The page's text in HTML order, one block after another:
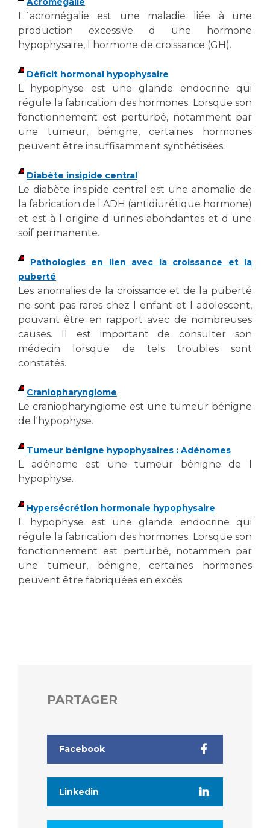
Salon des familles
Transports sanitaires
Vos droits, vos devoirs
Handicap
Handi 13
Pôle Médecine Physique et Réadaptation
Accueil sourds et malentendants
Charte Romain Jacob
Mouvement Parcours Handicap 13
Activité physique
Cancer
Médecine nucléaire
Maladies rares
Maternité Hôpital Nord
Vos représentants
La Commission Des Usagers (CDU)
Les Comités Locaux des Usagers
Le projet des usagers
Qualité
Sécurité
Les recherches en santé à l’AP-HM
Lieu de santé sans tabac
Les structures de recherche
Écoles et Instituts de Formation
Plateforme des internes
Professionnels de santé
Adresser un patient
Réseaux de soins
Adresser un examen au Laboratoire de Biologie
Médicale
Radiologie / Imagerie
Cancérologie
Les pôles d'activité médicale
Anatomie et Cytologie Pathologiques
Adresser un examen au Laboratoire d'Infectiologie
Centres de référence Maladies Rares
Plateforme d'Expertise Maladies Rares
Presse / Multimédia
Communiqués de presse
Médiathèque
Rôles et missions
Liste des marchés conclus
Documents utiles
L´acromégalie est une maladie liée à une
production excessive d une hormone
hypophysaire, l hormone de croissance (GH).
Déficit hormonal hypophysaire
L hypophyse est une glande endocrine qui
régule la fabrication des hormones. Lorsque son
fonctionnement est perturbé, notamment par
une tumeur, bénigne, certaines hormones
peuvent être insuffisamment synthétisées.
Diabète insipide central
Le diabète insipide central est une anomalie de
la fabrication de l ADH (antidiurétique hormone)
et est à l origine d urines abondantes et d une
soif permanente.
Pathologies en lien avec la croissance et la
puberté
Les anomalies de la croissance et de la puberté
ne sont pas rares chez l enfant et l adolescent,
pouvant être en rapport avec de nombreuses
causes. Il est important de consulter son
médecin lorsque de tels troubles sont
constatés.
Craniopharyngiome
Le craniopharyngiome est une tumeur bénigne
de l'hypophyse.
Tumeur bénigne hypophysaires : Adénomes
L adénome est une tumeur bénigne de l
hypophyse.
Hypersécrétion hormonale hypophysaire
L hypophyse est une glande endocrine qui
régule la fabrication des hormones. Lorsque son
fonctionnement est perturbé, notammen par
une tumeur, bénigne, certaines hormones
peuvent être fabriquées en excès.
PARTAGER
Facebook
Linkedin